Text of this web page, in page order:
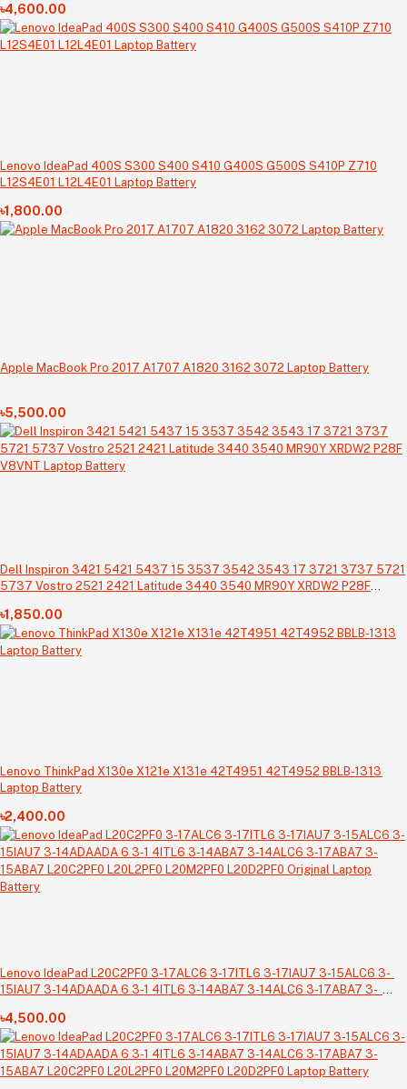
৳4,600.00
Lenovo IdeaPad 400S S300 S400 S410 G400S G500S S410P Z710
L12S4E01 L12L4E01 Laptop Battery
৳1,800.00
Apple MacBook Pro 2017 A1707 A1820 3162 3072 Laptop Battery
৳5,500.00
Dell Inspiron 3421 5421 5437 15 3537 3542 3543 17 3721 3737 5721
5737 Vostro 2521 2421 Latitude 3440 3540 MR90Y XRDW2 P28F
৳1,850.00
Lenovo ThinkPad X130e X121e X131e 42T4951 42T4952 BBLB-1313
Laptop Battery
৳2,400.00
Lenovo IdeaPad L20C2PF0 3-17ALC6 3-17ITL6 3-17IAU7 3-15ALC6 3-
15IAU7 3-14ADAADA 6 3-1 4ITL6 3-14ABA7 3-14ALC6 3-17ABA7 3-
Battery
৳4,500.00